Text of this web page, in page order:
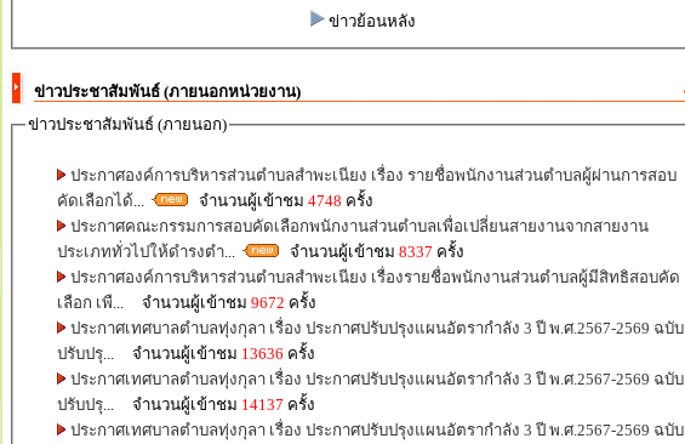
ข่าวย้อนหลัง
ข่าวประชาสัมพันธ์ (ภายนอกหน่วยงาน)
ข่าวประชาสัมพันธ์ (ภายนอก)
ประกาศองค์การบริหารส่วนตำบลสำพะเนียง เรื่อง รายชื่อพนักงานส่วนตำบลผู้ผ่านการสอบ
คัดเลือกได้... จำนวนผู้เข้าชม 4748 ครั้ง
ประกาศคณะกรรมการสอบคัดเลือกพนักงานส่วนตำบลเพื่อเปลี่ยนสายงานจากสายงาน
ประเภททั่วไปให้ดำรงตำ... จำนวนผู้เข้าชม 8337 ครั้ง
ประกาศองค์การบริหารส่วนตำบลสำพะเนียง เรื่องรายชื่อพนักงานส่วนตำบลผู้มีสิทธิสอบคัด
เลือก เพื ... จำนวนผู้เข้าชม 9672 ครั้ง
ประกาศเทศบาลตำบลทุ่งกุลา เรื่อง ประกาศปรับปรุงแผนอัตรากำลัง 3 ปี พ.ศ.2567-2569 ฉบับ
ปรับปรุ... จำนวนผู้เข้าชม 13636 ครั้ง
ประกาศเทศบาลตำบลทุ่งกุลา เรื่อง ประกาศปรับปรุงแผนอัตรากำลัง 3 ปี พ.ศ.2567-2569 ฉบับ
ปรับปรุ... จำนวนผู้เข้าชม 14137 ครั้ง
ประกาศเทศบาลตำบลทุ่งกุลา เรื่อง ประกาศปรับปรุงแผนอัตรากำลัง 3 ปี พ.ศ.2567-2569 ฉบับ